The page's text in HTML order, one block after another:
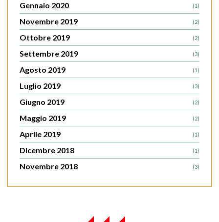
Gennaio 2020 (1)
Novembre 2019 (2)
Ottobre 2019 (2)
Settembre 2019 (3)
Agosto 2019 (1)
Luglio 2019 (3)
Giugno 2019 (2)
Maggio 2019 (2)
Aprile 2019 (1)
Dicembre 2018 (1)
Novembre 2018 (3)